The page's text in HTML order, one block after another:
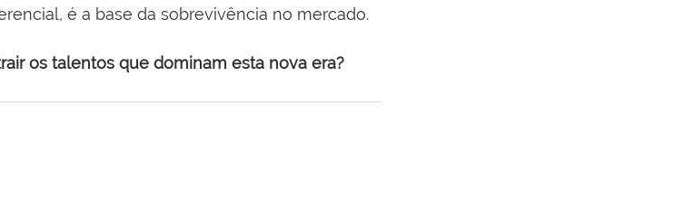
é a base da sobrevivência no mercado.
os talentos que dominam esta nova era?